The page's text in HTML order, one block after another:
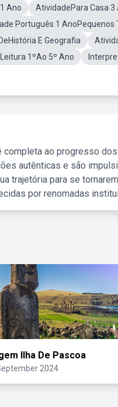
Ano AtividadePara Casa 3
Português 1 AnoPequenos
E Geografia
1ºAo 5º Ano
completa ao progresso
autênticas e são
trajetória para se
por renomadas
Ilha De Pascoa
2024